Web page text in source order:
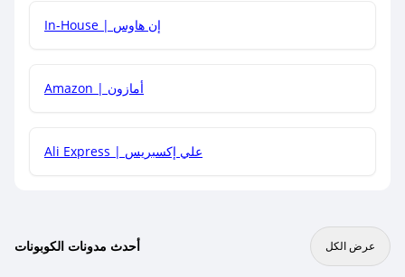
In-House | إن هاوس
Amazon | أمازون
Ali Express | علي إكسبريس
أحدث مدونات الكوبونات عرض الكل